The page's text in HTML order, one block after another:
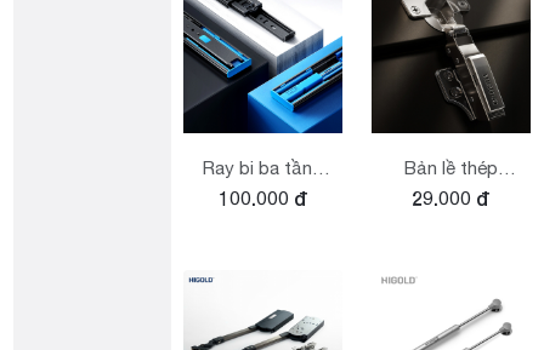
Ray bi ba tầng
giảm chấn, lo xò
100.000 đ
Bản lề thép
giảm chấn góc
29.000 đ